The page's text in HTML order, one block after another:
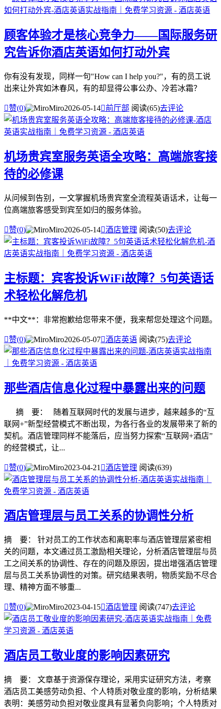
顾客体验才是核心竞争力——国际服务研
究告诉你酒店英语如何打动外宾
你有没有发现，同样一句"How can I help you?"，有的员工说
出来让外宾如沐春风，有的却显得公事公办、冷若冰霜？
赞(0) Miro2026-05-14前厅部 阅读(65)去评论
机场贵宾室服务英语全攻略：高端旅客接
待的必修课
从问候到告别，一文掌握机场贵宾室全流程英语话术，让每一
位高端旅客感受到宾至如归的服务体验。
赞(0) Miro2026-05-14酒店管理 阅读(50)去评论
主标题：宾客投诉WiFi故障？5句英语话
术轻松化解危机
**中文**：非常抱歉给您带来不便，我来帮您处理这个问题。
赞(0) Miro2026-05-07酒店英语 阅读(75)去评论
那些酒店信息化过程中暴露出来的问题
摘 要： 随着互联网时代的发展与进步，越来越多的“互
联网+”新型经营模式不断出现，为各行各业的发展带来了新的
契机。酒店管理同样不能落后，应当努力探索“互联网+酒店”
的经营模式，让...
赞(0) Miro2023-04-21 酒店管理 阅读(639)
酒店管理层与员工关系的协调性分析
摘 要： 针对员工的工作状态和离职率与酒店管理层紧密相
关的问题，本文通过员工激励相关理论，分析酒店管理层与员
工之间关系的协调性、存在的问题及原因，提出增强酒店管理
层与员工关系协调性的对策。研究结果表明，物质奖励不尽合
理、精神方面不够重...
赞(0) Miro2023-04-15酒店管理 阅读(747)去评论
酒店员工敬业度的影响因素研究
摘 要： 文章基于资源保存理论，采用实证研究方法，考察
酒店员工美感劳动负担、个人特质对敬业度的影响，分析结果
表明：美感劳动负担对敬业度具有显著负向影响；个人特质对